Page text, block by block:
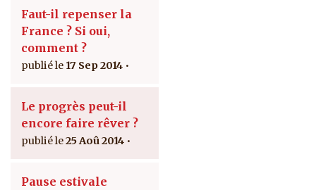
Faut-il repenser la
France ? Si oui,
comment ?
17 Sep 2014
Le progrès peut-il
encore faire rêver ?
25 Aoû 2014
Pause estivale